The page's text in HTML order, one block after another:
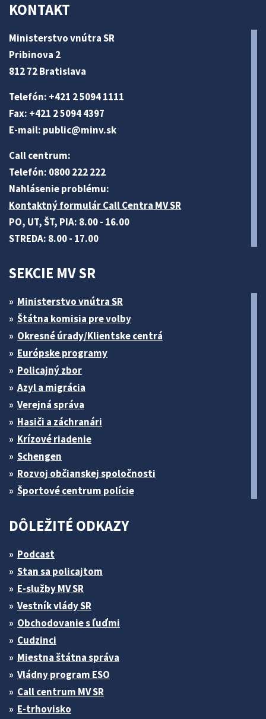
KONTAKT
Ministerstvo vnútra SR
Pribinova 2
812 72 Bratislava
Telefón: +421 2 5094 1111
Fax: +421 2 5094 4397
E-mail: public@minv.sk
Call centrum:
Telefón: 0800 222 222
Nahlásenie problému:
Kontaktný formulár Call Centra MV SR
PO, UT, ŠT, PIA: 8.00 - 16.00
STREDA: 8.00 - 17.00
SEKCIE MV SR
Ministerstvo vnútra SR
Štátna komisia pre volby
Okresné úrady/Klientske centrá
Európske programy
Policajný zbor
Azyl a migrácia
Verejná správa
Hasiči a záchranári
Krízové riadenie
Schengen
Rozvoj občianskej spoločnosti
Športové centrum polície
DÔLEŽITÉ ODKAZY
Podcast
Stan sa policajtom
E-služby MV SR
Vestník vlády SR
Obchodovanie s ľuďmi
Cudzinci
Miestna štátna správa
Vládny program ESO
Call centrum MV SR
E-trhovisko